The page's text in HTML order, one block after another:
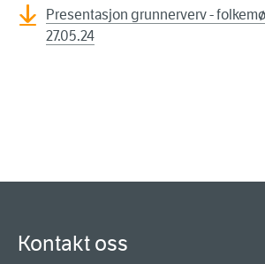
Presentasjon grunnerverv -
27.05.24
Kontakt oss